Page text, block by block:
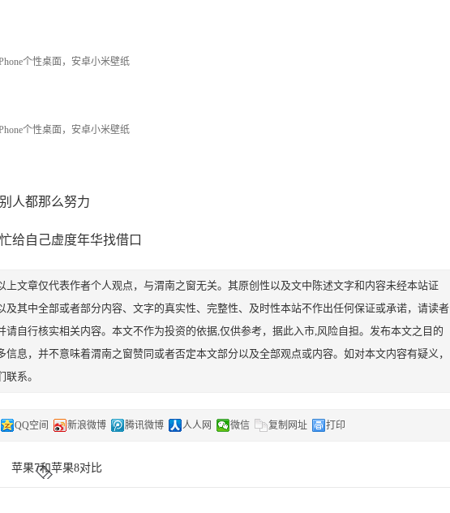
人都那么努力
给自己虚度年华找借口
上文章仅代表作者个人观点，与渭南之窗无关。其原创性以及文中陈述文字和内容未经本站证
及其中全部或者部分内容、文字的真实性、完整性、及时性本站不作出任何保证或承诺，请读者
请自行核实相关内容。本文不作为投资的依据,仅供参考，据此入市,风险自担。发布本文之目的
信息，并不意味着渭南之窗赞同或者否定本文部分以及全部观点或内容。如对本文内容有疑义，
联系。
QQ空间 新浪微博 腾讯微博 人人网 微信 复制网址 打印
苹果7和苹果8对比